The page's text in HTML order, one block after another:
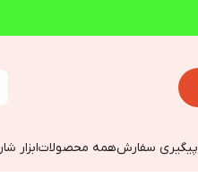
پیگیری سفارشهمه محصولاتابزار